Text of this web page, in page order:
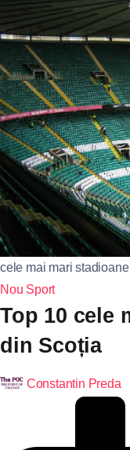
cele mai mari
Nou Sport
Top 10 cele
din Scoția
Constantin Preda